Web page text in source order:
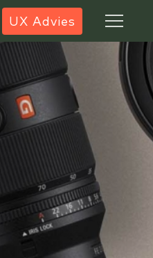
UX Advies